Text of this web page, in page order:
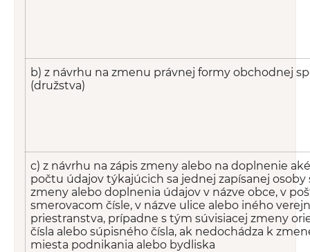
b) z návrhu na zmenu právnej formy obchodnej
(družstva)
c) z návrhu na zápis zmeny alebo na doplnenie
počtu údajov týkajúcich sa jednej zapísanej
zmeny alebo doplnenia údajov v názve obce, v
smerovacom čísle, v názve ulice alebo iného
priestranstva, prípadne s tým súvisiacej zmeny
čísla alebo súpisného čísla, ak nedochádza k
miesta podnikania alebo bydliska